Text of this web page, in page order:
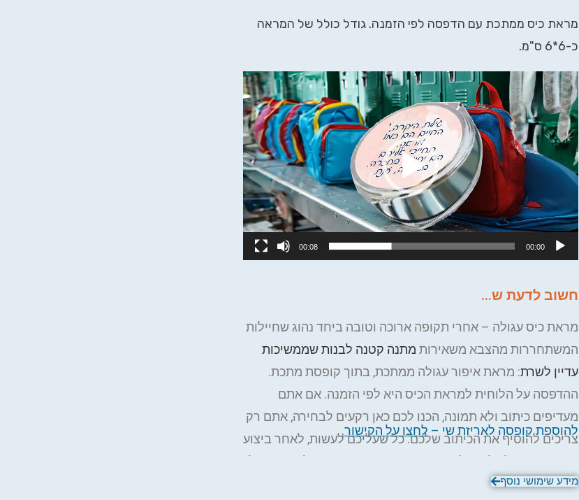
מראת כיס ממתכת עם הדפסה לפי הזמנה. גודל כולל של המראה
כ-6*6 ס"מ.
נגן
וידאו
00:00
00:08
חשוב לדעת ש...
מראת כיס עגולה – אחרי תקופה ארוכה וטובה ביחד נהוג שחיילות
המשתחררות מהצבא משאירות מתנה קטנה לבנות שממשיכות
עדיין לשרת: מראת איפור עגולה ממתכת, בתוך קופסת מתכת.
ההדפסה על הלוחית למראת הכיס היא לפי הזמנה. אם אתם
מעדיפים כיתוב ולא תמונה, הכנו לכם כאן רקעים לבחירה, אתם רק
צריכים להוסיף את הכיתוב שלכם. כל שעליכם לעשות, לאחר ביצוע
מראת הכיס הקטנה וביג בן יעשה את השאר:
להוספת קופסה לאריזת שי – לחצו על הקישור.
מידע שימושי נוסף